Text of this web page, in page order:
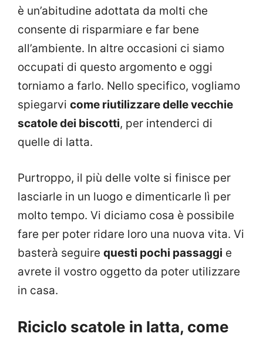
è un’abitudine adottata da molti che
consente di risparmiare e far bene
all’ambiente. In altre occasioni ci siamo
occupati di questo argomento e oggi
torniamo a farlo. Nello specifico, vogliamo
spiegarvi come riutilizzare delle vecchie
scatole dei biscotti, per intenderci di
quelle di latta.
Purtroppo, il più delle volte si finisce per
lasciarle in un luogo e dimenticarle lì per
molto tempo. Vi diciamo cosa è possibile
fare per poter ridare loro una nuova vita. Vi
basterà seguire questi pochi passaggi e
avrete il vostro oggetto da poter utilizzare
in casa.
Riciclo scatole in latta, come